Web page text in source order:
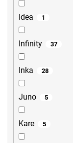
Idea 1
Infinity 37
Inka 28
Juno 5
Kare 5